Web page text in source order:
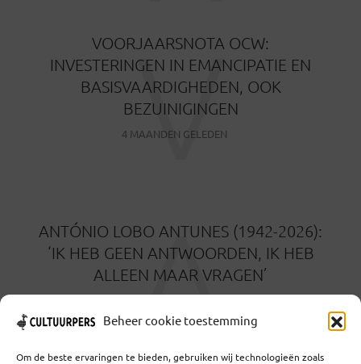
Beheer cookie toestemming
Om de beste ervaringen te bieden, gebruiken wij technologieën zoals
VOORJAARSNOTA OCW:
INVESTERINGEN IN EMANCIPATIE EN
BASISVAARDIGHEDEN, OOK
BEZUINIGINGEN
4 MAANDEN GELEDEN
V
ANTÓNIO LOBO ANTUNES (1942-2026):
‘IK HEB GEEN ANTWOORDEN, IK HEB
ALLEEN MAAR VRAGEN’
A